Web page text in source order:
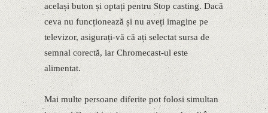
același buton și optați pentru Stop casting. Dacă
ceva nu funcționează și nu aveți imagine pe
televizor, asigurați-vă că ați selectat sursa de
semnal corectă, iar Chromecast-ul este
alimentat.
Mai multe persoane diferite pot folosi simultan